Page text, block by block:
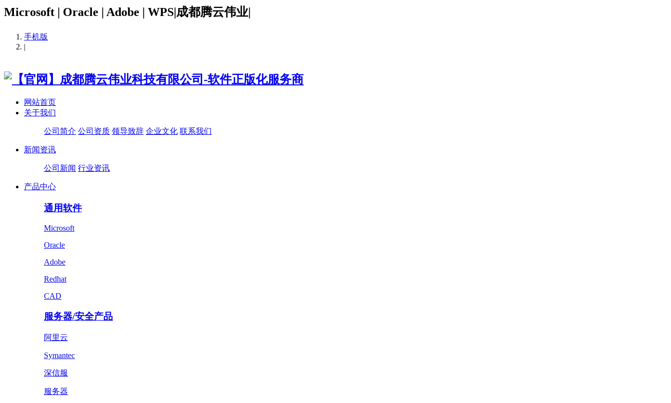
Microsoft | Oracle | Adobe | WPS|成都腾云伟业|
手机版
|
网站首页
关于我们
公司简介 公司资质 领导致辞 企业文化 联系我们
新闻资讯
公司新闻 行业资讯
产品中心
通用软件
Microsoft
Oracle
Adobe
Redhat
CAD
服务器/安全产品
阿里云
Symantec
深信服
服务器